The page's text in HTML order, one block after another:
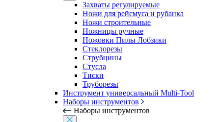
Захваты регулируемые
Ножи для рейсмуса и рубанка
Ножи строительные
Ножницы ручные
Ножовки Пилы Лобзики
Стеклорезы
Струбцины
Стусла
Тиски
Труборезы
Инструмент универсальный Multi-Tool
Наборы инструментов
Наборы инструментов